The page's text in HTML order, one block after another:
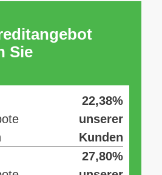
Sie
22,38%
unserer
Kunden
27,80%